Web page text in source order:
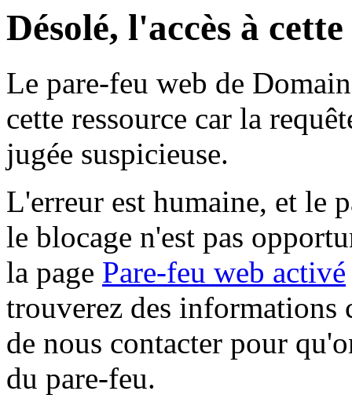
Désolé, l'accès à
Le pare-feu web de
cette ressource car la
jugée suspicieuse.
L'erreur est humaine, et le
le blocage n'est pas
la page Pare-feu web activé
trouverez des informations
de nous contacter pour
du pare-feu.